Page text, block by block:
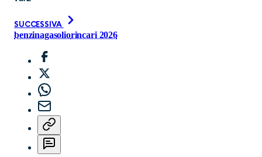
SUCCESSIVA
benzinagasoliorincari 2026